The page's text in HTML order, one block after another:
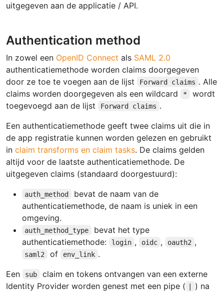
uitgegeven aan de applicatie / API.
Authentication method
In zowel een OpenID Connect als SAML 2.0
authenticatiemethode worden claims doorgegeven
door ze toe te voegen aan de lijst
Forward claims . Alle
claims worden doorgegeven als een wildcard
*
wordt
toegevoegd aan de lijst
Forward claims .
Een authenticatiemethode geeft twee claims uit die in
de app registratie kunnen worden gelezen en gebruikt
in claim transforms en claim tasks. De claims gelden
altijd voor de laatste authenticatiemethode. De
uitgegeven claims (standaard doorgestuurd):
auth_method
bevat de naam van de
authenticatiemethode, de naam is uniek in een
omgeving.
auth_method_type
bevat het type
authenticatiemethode:
login , oidc , oauth2 ,
saml2 of env_link .
Een
sub
claim en tokens ontvangen van een externe
Identity Provider worden genest met een pipe ( |
) na